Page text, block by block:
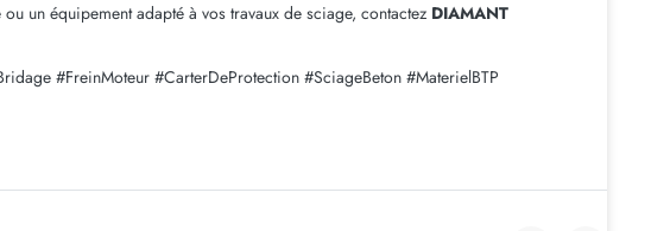
un équipement adapté à vos travaux de sciage, contactez DIAMANT
#FreinMoteur #CarterDeProtection #SciageBeton #MaterielBTP